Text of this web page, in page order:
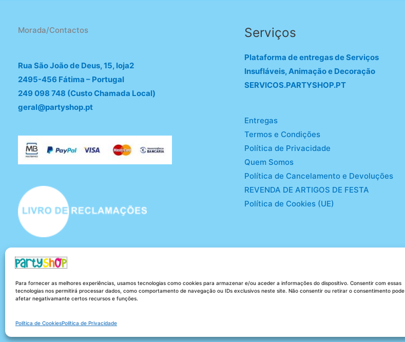
Para fornecer as melhores experiências, usamos tecnologias como cookies para armazenar e/ou aceder a informações do dispositivo. Consentir com essas
tecnologias nos permitirá processar dados, como comportamento de navegação ou IDs exclusivos neste site. Não consentir ou retirar o consentimento pode
afetar negativamante certos recursos e funções.
Política de CookiesPolítica de Privacidade
Morada/Contactos
Rua São João de Deus, 15, loja2
2495-456 Fátima – Portugal
249 098 748 (Custo Chamada Local)
geral@partyshop.pt
Serviços
Plataforma de entregas de Serviços
Insufláveis, Animação e Decoração
SERVICOS.PARTYSHOP.PT
Entregas
Termos e Condições
Política de Privacidade
Quem Somos
Política de Cancelamento e Devoluções
REVENDA DE ARTIGOS DE FESTA
Política de Cookies (UE)